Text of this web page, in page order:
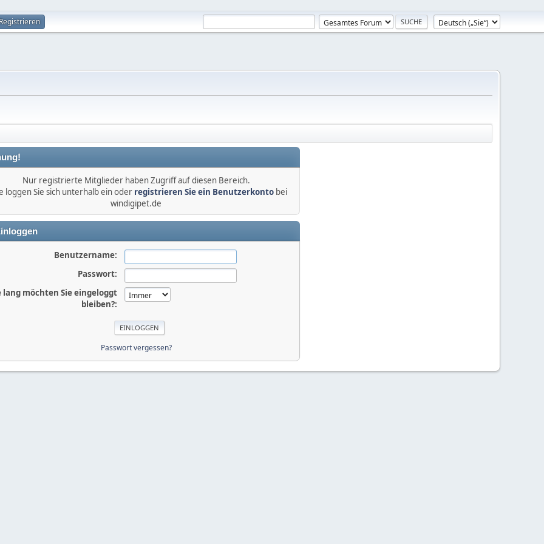
Nur registrierte Mitglieder haben Zugriff auf diesen Bereich.
loggen Sie sich unterhalb ein oder registrieren Sie ein Benutzerkontobei
windigipet.de
Benutzername:
Passwort:
lang möchten Sie eingeloggt
bleiben?:
Passwort vergessen?